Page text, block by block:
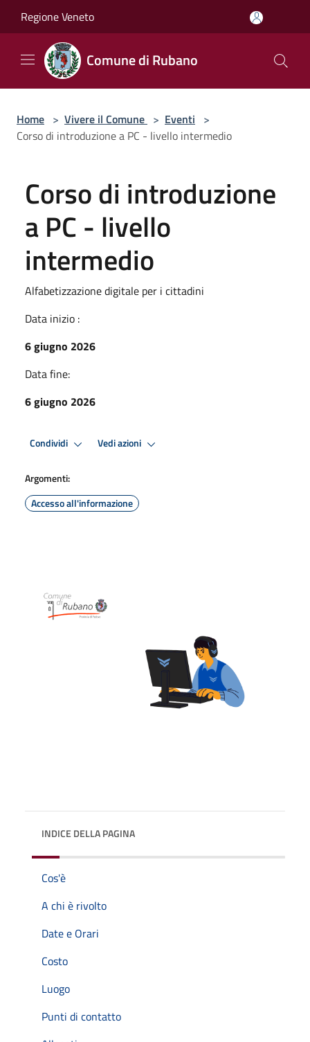
Regione Veneto
Comune di Rubano
Home > Vivere il Comune > Eventi >
Corso di introduzione a PC - livello intermedio
Corso di introduzione
a PC - livello
intermedio
Alfabetizzazione digitale per i cittadini
Data inizio :
6 giugno 2026
Data fine:
6 giugno 2026
Condividi Vedi azioni
Argomenti:
Accesso all'informazione
INDICE DELLA PAGINA
Cos'è
A chi è rivolto
Date e Orari
Costo
Luogo
Punti di contatto